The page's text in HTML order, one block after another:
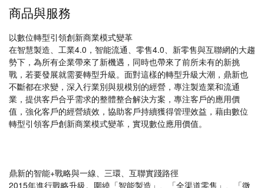
商品與服務
以數位轉型引領創新商業模式變革
在智慧製造、工業4.0，智能流通、零售4.0、新零售與互聯網的大趨
勢下，為所有企業帶來了新機遇，同時也帶來了前所未有的新挑
戰，若要發展就需要轉型升級。面對這樣的轉型升級大潮，鼎新也
不斷都在求變，深入行業別與規模別的經營，專注製造業和流通
業，提供客戶合乎需求的整體整合解決方案，專注客戶的應用價
值，強化客戶的經營績效，協助客戶持續獲得管理效益，藉由數位
轉型引領客戶創新商業模式變革，實現數位應用價值。
鼎新的智能+戰略與一線、三環、互聯實踐路徑
2015年進行戰略升級。圍繞「智能製造」、「全渠道零售」、「微